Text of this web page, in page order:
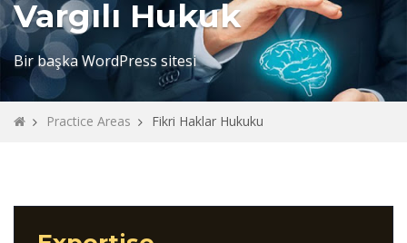
Vargılı Hukuk
Bir başka WordPress sitesi
Practice Areas Fikri Haklar Hukuku